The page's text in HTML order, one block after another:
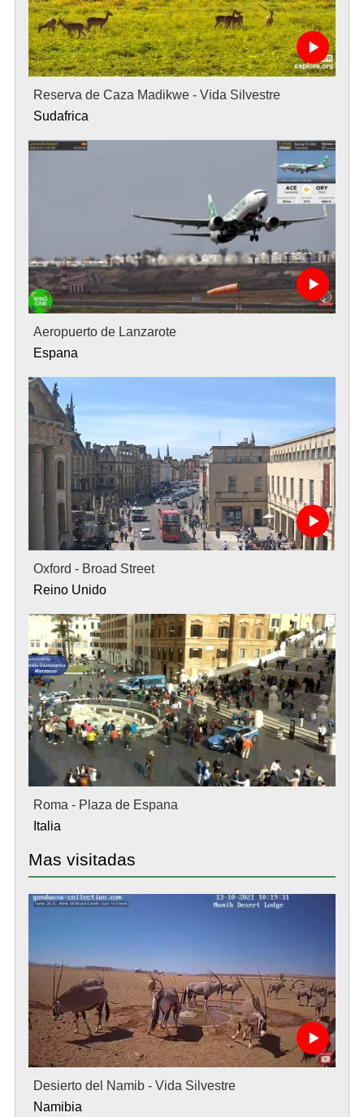
Reserva de Caza Madikwe - Vida Silvestre
Sudafrica
Aeropuerto de Lanzarote
Espana
Oxford - Broad Street
Reino Unido
Roma - Plaza de Espana
Italia
Mas visitadas
Desierto del Namib - Vida Silvestre
Namibia